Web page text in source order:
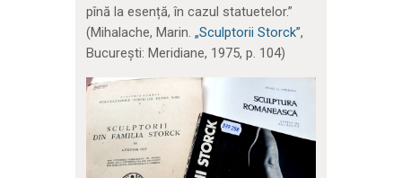
pînă la esență, în cazul statuetelor.”
(Mihalache, Marin. „Sculptorii Storck”,
București: Meridiane, 1975, p. 104)